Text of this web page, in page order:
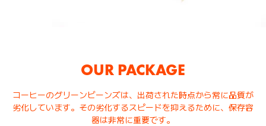
OUR PACKAGE
コーヒーのグリーンビーンズは、出荷された時点から常に品質が
劣化しています。その劣化するスピードを抑えるために、保存容
器は非常に重要です。